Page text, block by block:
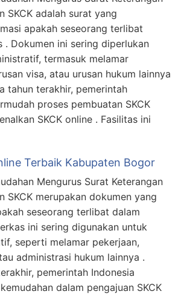
SKCK adalah surat yang
apakah seseorang terlibat
. Dokumen ini sering diperlukan
termasuk melamar
visa, atau urusan hukum lainnya
tahun terakhir, pemerintah
proses pembuatan SKCK
SKCK online . Fasilitas ini
Terbaik Kabupaten Bogor
Mengurus Surat Keterangan
SKCK merupakan dokumen yang
seseorang terlibat dalam
ini sering digunakan untuk
seperti melamar pekerjaan,
administrasi hukum lainnya .
pemerintah Indonesia
dalam pengajuan SKCK